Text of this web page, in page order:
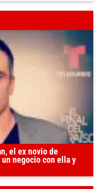
el ex novio de
negocio con ella y